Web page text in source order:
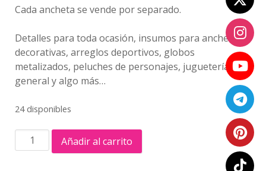
Cada ancheta se vende por separado.
Detalles para toda ocasión, insumos para anchetas
decorativas, arreglos deportivos, globos
metalizados, peluches de personajes, juguetería
general y algo más…
24 disponibles
ANCHETA
GRAM
Añadir al carrito